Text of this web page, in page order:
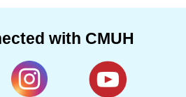
with CMUH